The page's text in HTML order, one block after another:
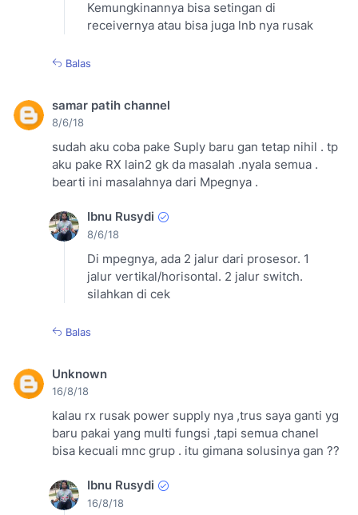
Kemungkinannya bisa setingan di
receivernya atau bisa juga lnb nya rusak
Balas
samar patih channel
8/6/18
sudah aku coba pake Suply baru gan tetap nihil . tp
aku pake RX lain2 gk da masalah .nyala semua .
bearti ini masalahnya dari Mpegnya .
Ibnu Rusydi
8/6/18
Di mpegnya, ada 2 jalur dari prosesor. 1
jalur vertikal/horisontal. 2 jalur switch.
silahkan di cek
Balas
Unknown
16/8/18
kalau rx rusak power supply nya ,trus saya ganti yg
baru pakai yang multi fungsi ,tapi semua chanel
bisa kecuali mnc grup . itu gimana solusinya gan ??
Ibnu Rusydi
16/8/18